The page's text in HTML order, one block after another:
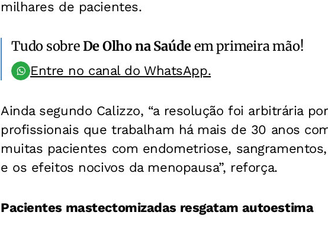
milhares de pacientes.
Tudo sobreDe Olho na Saúdeem primeira mão!
Entre no canal do WhatsApp.
Ainda segundo Calizzo, “a resolução foi arbitrária
profissionais que trabalham há mais de 30 anos
muitas pacientes com endometriose,
e os efeitos nocivos da menopausa”, reforça.
Pacientes mastectomizadas resgatam autoestima